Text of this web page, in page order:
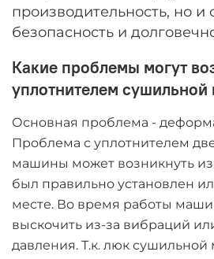
производительность, но и
безопасность и
Какие проблемы могут
уплотнителем
Основная проблема -
Проблема с уплотнителем
машины может возникнуть
был правильно установлен
месте. Во время работы
выскочить из-за вибраций
давления. Т.к. люк